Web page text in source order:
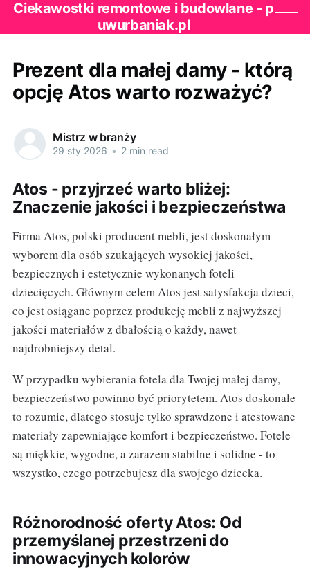
Ciekawostki remontowe i budowlane - p
uwurbaniak.pl
Prezent dla małej damy - którą
opcję Atos warto rozważyć?
Mistrz w branży
29 sty 2026 • 2 min read
Atos - przyjrzeć warto bliżej:
Znaczenie jakości i bezpieczeństwa
Firma Atos, polski producent mebli, jest doskonałym
wyborem dla osób szukających wysokiej jakości,
bezpiecznych i estetycznie wykonanych foteli
dziecięcych. Głównym celem Atos jest satysfakcja dzieci,
co jest osiągane poprzez produkcję mebli z najwyższej
jakości materiałów z dbałością o każdy, nawet
najdrobniejszy detal.
W przypadku wybierania fotela dla Twojej małej damy,
bezpieczeństwo powinno być priorytetem. Atos doskonale
to rozumie, dlatego stosuje tylko sprawdzone i atestowane
materiały zapewniające komfort i bezpieczeństwo. Fotele
są miękkie, wygodne, a zarazem stabilne i solidne - to
wszystko, czego potrzebujesz dla swojego dziecka.
Różnorodność oferty Atos: Od
przemyślanej przestrzeni do
innowacyjnych kolorów